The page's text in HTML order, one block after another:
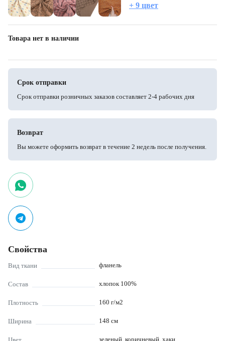
+ 9 цвет
Товара нет в наличии
Срок отправки
Срок отправки розничных заказов составляет 2-4 рабочих дня
Возврат
Вы можете оформить возврат в течение 2 недель после получения.
Свойства
Вид ткани фланель
Состав хлопок 100%
Плотность 160 г/м2
Ширина 148 см
зеленый, коричневый, хаки